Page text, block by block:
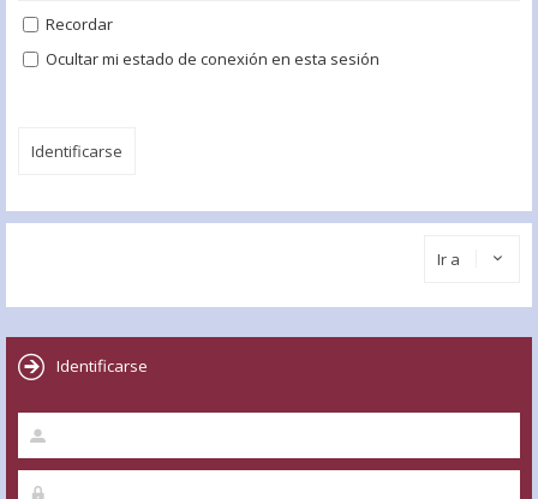
Recordar
Ocultar mi estado de conexión en esta sesión
Ir a
Identificarse